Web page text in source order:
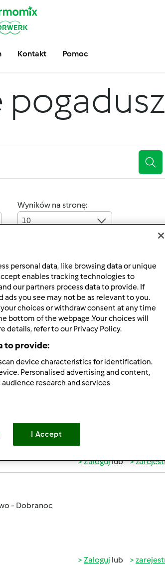
Kontakt Pomoc
Wyników na stronę:
10
Zalogujlub
zostawiam
Zalogujlub
- Dobranoc
Zaloguj lub
personal data, like browsing data or unique
enables tracking technologies to
our partners process data to provide. If
you see may not be as relevant to you.
choices or withdraw consent at any time
bottom of the webpage .Your choices will
details, refer to our Privacy Policy.
to provide:
device characteristics for identification.
Personalised advertising and content,
research and services
I Accept